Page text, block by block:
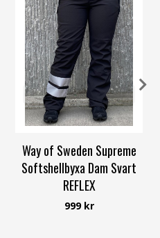
34 36 38 40 42 58/60
Way of Sweden Supreme
Softshellbyxa Dam Svart
REFLEX
Way of Sweden
999 kr